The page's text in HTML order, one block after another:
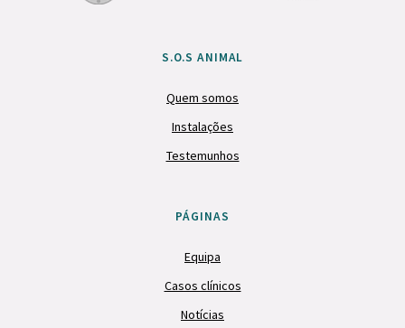
S.O.S ANIMAL
Quem somos
Instalações
Testemunhos
PÁGINAS
Equipa
Casos clínicos
Notícias